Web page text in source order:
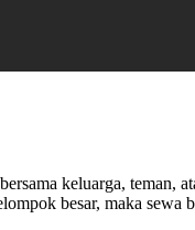
keluarga,
besar, maka